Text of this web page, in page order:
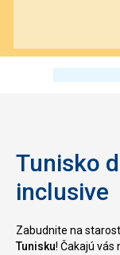
Tunisko
inclusive
Zabudnite na
Tunisku! Čakajú vás